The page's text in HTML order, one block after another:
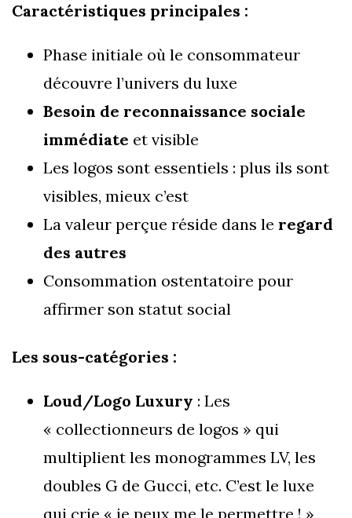
Caractéristiques principales :
Phase initiale où le consommateur
découvre l’univers du luxe
Besoin de reconnaissance sociale
immédiate et visible
Les logos sont essentiels : plus ils sont
visibles, mieux c’est
La valeur perçue réside dans le regard
des autres
Consommation ostentatoire pour
affirmer son statut social
Les sous-catégories :
Loud/Logo Luxury : Les
« collectionneurs de logos » qui
multiplient les monogrammes LV, les
doubles G de Gucci, etc. C’est le luxe
qui crie « je peux me le permettre ! »,